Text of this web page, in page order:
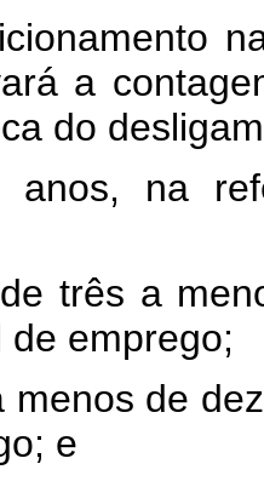
a
do
na
três a
emprego;
menos de
e